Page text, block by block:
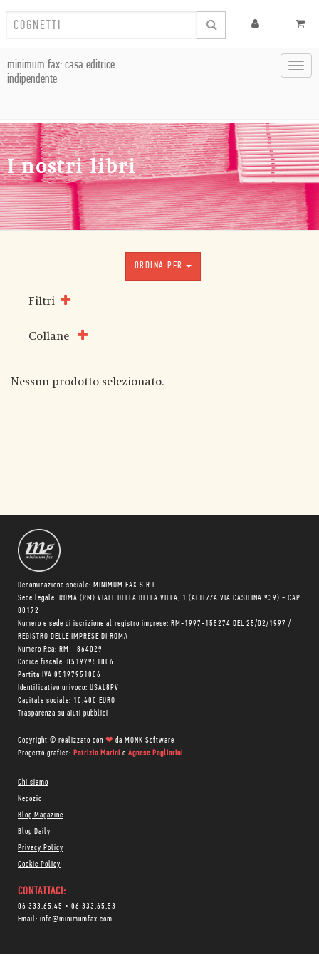
minimum fax: casa editrice
indipendente
I nostri libri
ORDINA PER
Filtri
Collane
Nessun prodotto selezionato.
Denominazione sociale: MINIMUM FAX S.R.L.
Sede legale: ROMA (RM) VIALE DELLA BELLA VILLA, 1 (ALTEZZA VIA CASILINA 939) - CAP
00172
Numero e sede di iscrizione al registro imprese: RM-1997-155274 DEL 25/02/1997 /
REGISTRO DELLE IMPRESE DI ROMA
Numero Rea: RM - 864029
Codice fiscale: 05197951006
Partita IVA 05197951006
Identificativo univoco: USAL8PV
Capitale sociale: 10.400 EURO
Trasparenza su aiuti pubblici
Copyright © realizzato con ❤ da MONK Software
Progetto grafico: Patrizio Marini e Agnese Pagliarini
Chi siamo
Negozio
Blog Magazine
Blog Daily
Privacy Policy
Cookie Policy
CONTATTACI:
06 333.65.45 • 06 333.65.53
Email: info@minimumfax.com